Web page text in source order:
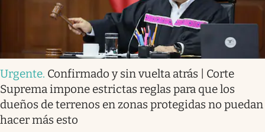
Urgente. Confirmado y sin vuelta atrás | Corte
Suprema impone estrictas reglas para que los
dueños de terrenos en zonas protegidas no puedan
hacer más esto